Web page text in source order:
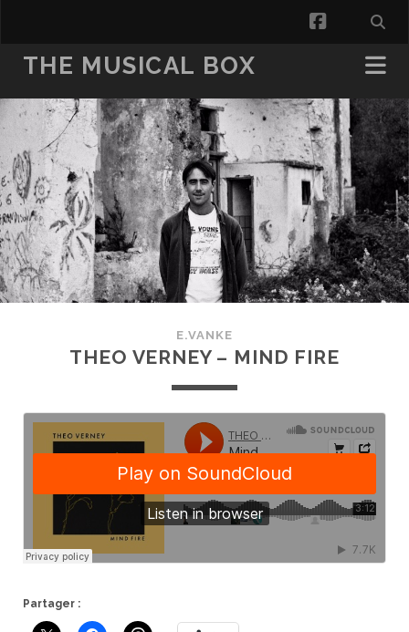
facebook
THE MUSICAL BOX
E.VANKE
THEO VERNEY – MIND FIRE
Partager :